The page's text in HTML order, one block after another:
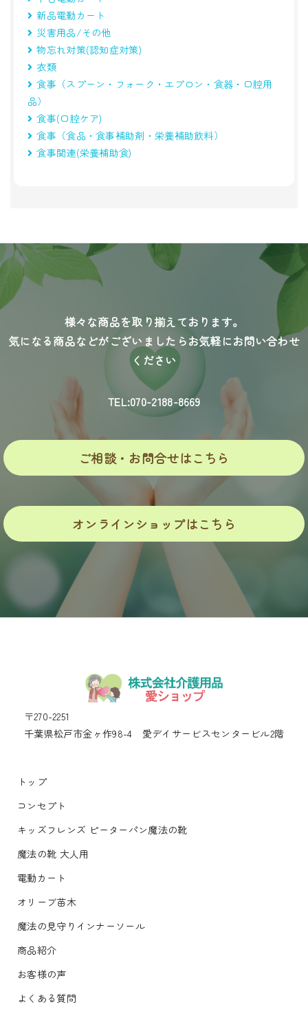
新品電動カート
災害用品/その他
物忘れ対策(認知症対策)
衣類
食事（スプーン・フォーク・エプロン・食器・口腔用
品）
食事(口腔ケア)
食事（食品・食事補助剤・栄養補助飲料）
食事関連(栄養補助食)
様々な商品を取り揃えております。
気になる商品などがございましたらお気軽にお問い合わせ
ください
TEL:070-2188-8669
ご相談・お問合せはこちら
オンラインショップはこちら
〒270-2251
千葉県松戸市金ヶ作98-4 愛デイサービスセンタービル2階
トップ
コンセプト
キッズフレンズ ピーターパン魔法の靴
魔法の靴 大人用
電動カート
オリーブ苗木
魔法の見守りインナーソール
商品紹介
お客様の声
よくある質問